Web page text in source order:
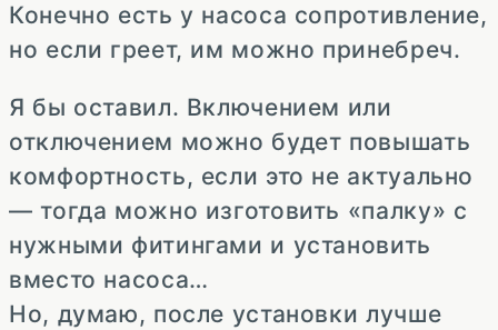
Конечно есть у насоса сопротивление,
но если греет, им можно принебреч.
Я бы оставил. Включением или
отключением можно будет повышать
комфортность, если это не актуально
— тогда можно изготовить «палку» с
нужными фитингами и установить
вместо насоса…
Но, думаю, после установки лучше